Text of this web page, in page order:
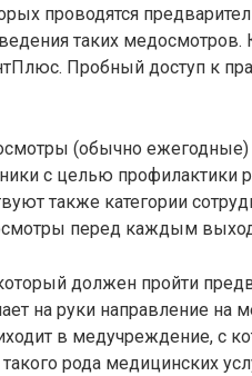
проводятся
таких медосмотров.
Пробный доступ к
(обычно ежегодные)
с целью профилактики
также категории
перед каждым
должен пройти
на руки направление на
в медучреждение, с
рода медицинских